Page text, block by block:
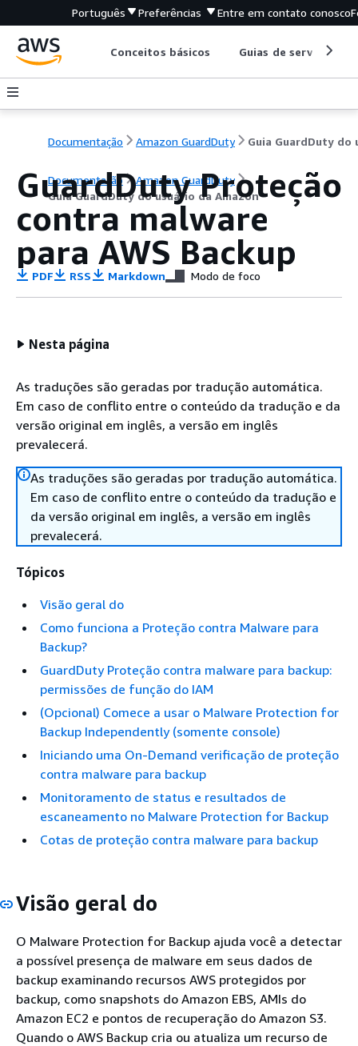
Português Preferências Entre em contato conosco
Conceitos básicos Guias de serviço
Documentação Amazon GuardDuty
Documentação
Amazon GuardDuty
Guia GuardDuty do usuário da Amazon
GuardDuty Proteção
contra malware
para AWS Backup
PDF RSS Markdown Modo de foco
Nesta página
As traduções são geradas por tradução automática.
Em caso de conflito entre o conteúdo da tradução e da
versão original em inglês, a versão em inglês
prevalecerá.
As traduções são geradas por tradução automática.
Em caso de conflito entre o conteúdo da tradução e
da versão original em inglês, a versão em inglês
prevalecerá.
Tópicos
Visão geral do
Como funciona a Proteção contra Malware para
Backup?
GuardDuty Proteção contra malware para backup:
permissões de função do IAM
(Opcional) Comece a usar o Malware Protection for
Backup Independently (somente console)
Iniciando uma On-Demand verificação de proteção
contra malware para backup
Monitoramento de status e resultados de
escaneamento no Malware Protection for Backup
Cotas de proteção contra malware para backup
Visão geral do
O Malware Protection for Backup ajuda você a detectar
a possível presença de malware em seus dados de
backup examinando recursos AWS protegidos por
backup, como snapshots do Amazon EBS, AMIs do
Amazon EC2 e pontos de recuperação do Amazon S3.
Quando o AWS Backup cria ou atualiza um recurso de